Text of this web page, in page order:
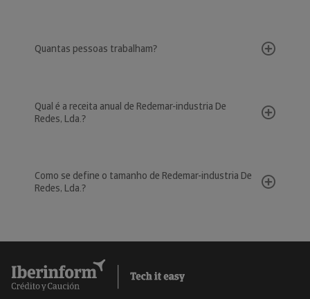
Quantas pessoas trabalham?
Qual é a receita anual de Redemar-industria De
Redes, Lda.?
Como se define o tamanho de Redemar-industria De
Redes, Lda.?